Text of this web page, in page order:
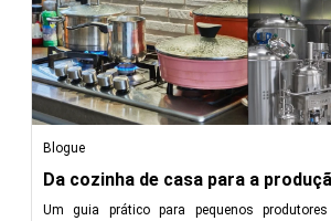
Blogue
Da cozinha de casa para a
Um guia prático para pequenos